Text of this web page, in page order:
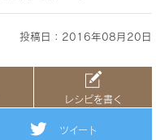
投稿日：2016年08月20日
レシピを書く
ツイート